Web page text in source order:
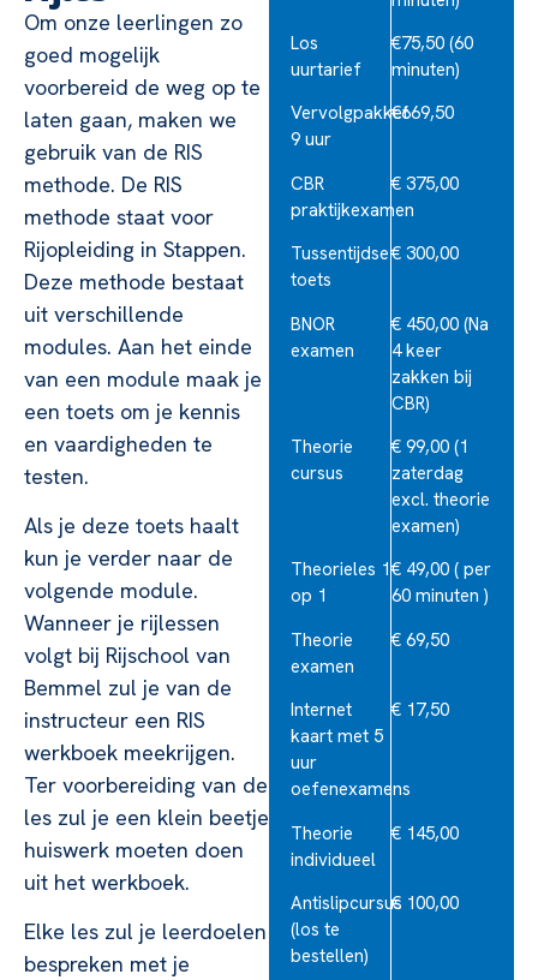
Om onze leerlingen zo
goed mogelijk
voorbereid de weg op te
laten gaan, maken we
gebruik van de RIS
methode. De RIS
methode staat voor
Rijopleiding in Stappen.
Deze methode bestaat
uit verschillende
modules. Aan het einde
van een module maak je
een toets om je kennis
en vaardigheden te
testen.
Als je deze toets haalt
kun je verder naar de
volgende module.
Wanneer je rijlessen
volgt bij Rijschool van
Bemmel zul je van de
instructeur een RIS
werkboek meekrijgen.
Ter voorbereiding van de
les zul je een klein beetje
huiswerk moeten doen
uit het werkboek.
Elke les zul je leerdoelen
bespreken met je
Los
uurtarief
€75,50 (60
minuten)
Vervolgpakket
9 uur
€669,50
CBR
praktijkexamen
€ 375,00
Tussentijdse
toets
€ 300,00
BNOR
examen
€ 450,00 (Na
4 keer
zakken bij
CBR)
Theorie
cursus
€ 99,00 (1
zaterdag
excl. theorie
examen)
Theorieles 1
op 1
€ 49,00 ( per
60 minuten )
Theorie
examen
€ 69,50
Internet
kaart met 5
uur
oefenexamens
€ 17,50
Theorie
individueel
€ 145,00
Antislipcursus
(los te
bestellen)
€ 100,00